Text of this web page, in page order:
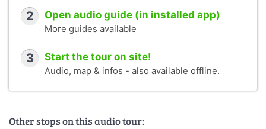
2 Open audio guide (in installed app)
More guides available
3 Start the tour on site!
Audio, map & infos - also available offline.
Other stops on this audio tour: